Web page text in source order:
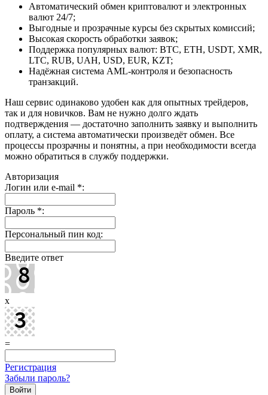
Автоматический обмен криптовалют и электронных
валют 24/7;
Выгодные и прозрачные курсы без скрытых комиссий;
Высокая скорость обработки заявок;
Поддержка популярных валют: BTC, ETH, USDT, XMR,
LTC, RUB, UAH, USD, EUR, KZT;
Надёжная система AML-контроля и безопасность
транзакций.
Наш сервис одинаково удобен как для опытных трейдеров,
так и для новичков. Вам не нужно долго ждать
подтверждения — достаточно заполнить заявку и выполнить
оплату, а система автоматически произведёт обмен. Все
процессы прозрачны и понятны, а при необходимости всегда
можно обратиться в службу поддержки.
Авторизация
Логин или e-mail *:
Пароль *:
Персональный пин код:
Введите ответ
x
=
Регистрация
Забыли пароль?